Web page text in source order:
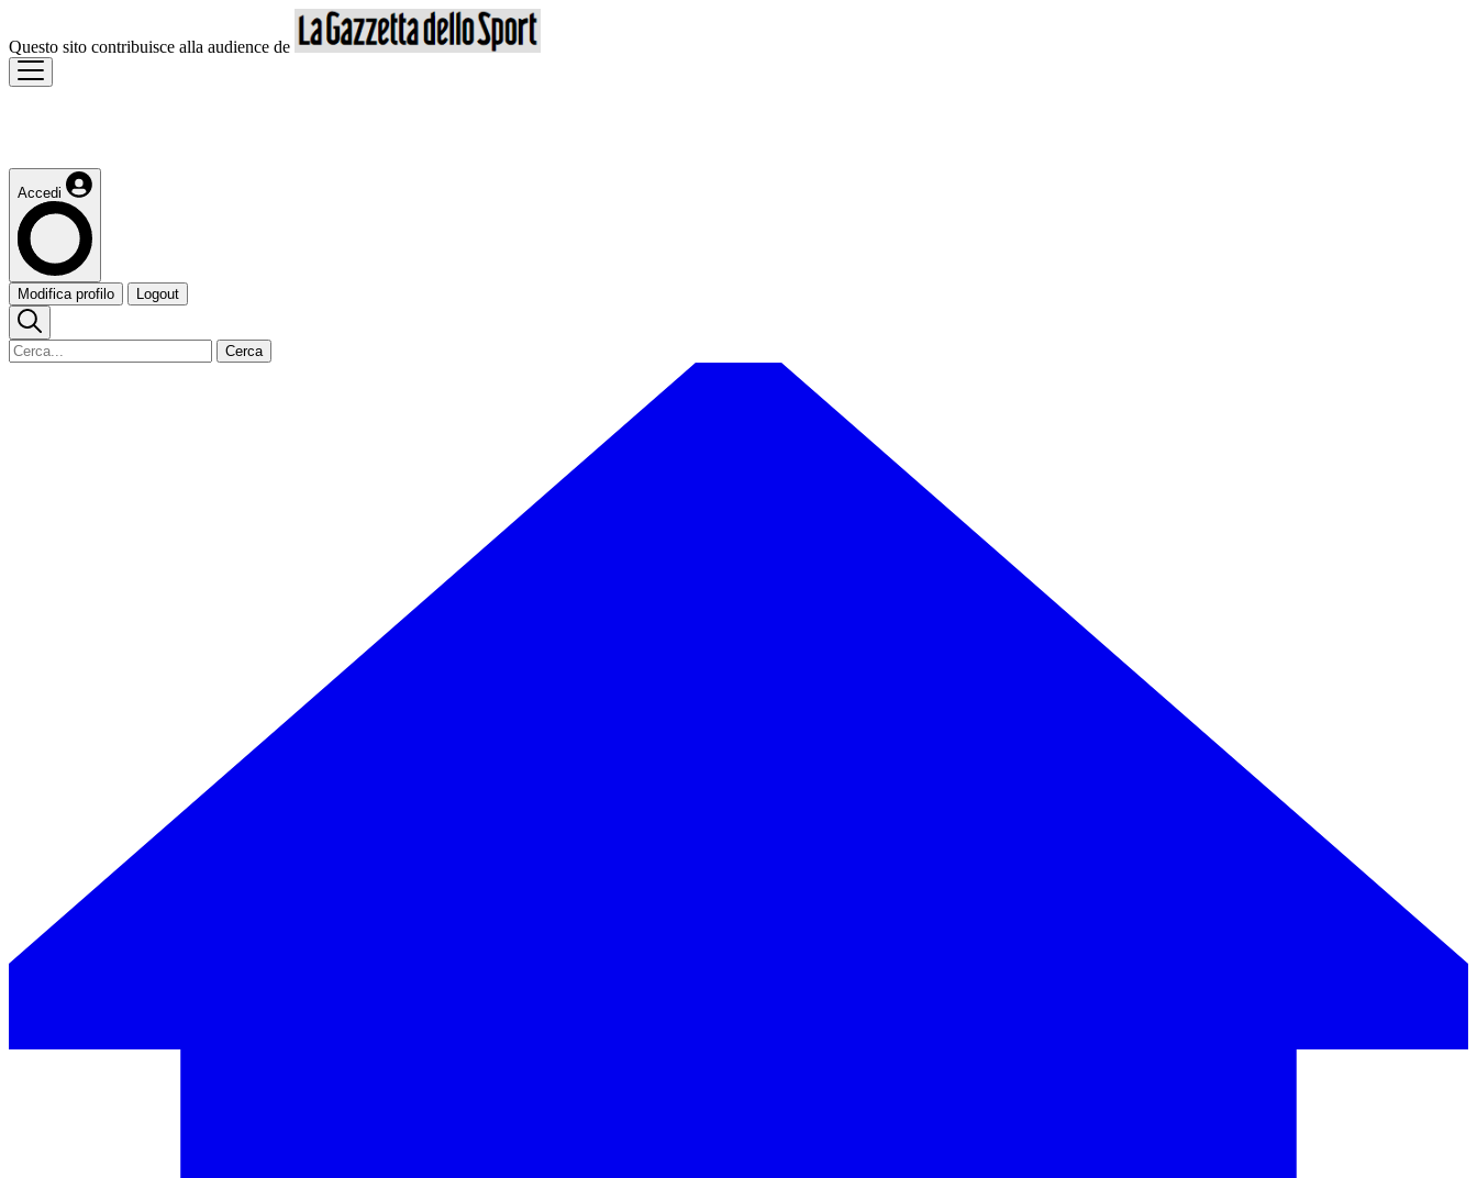
Questo sito contribuisce alla audience de
Accedi
Modifica profilo Logout
Cerca